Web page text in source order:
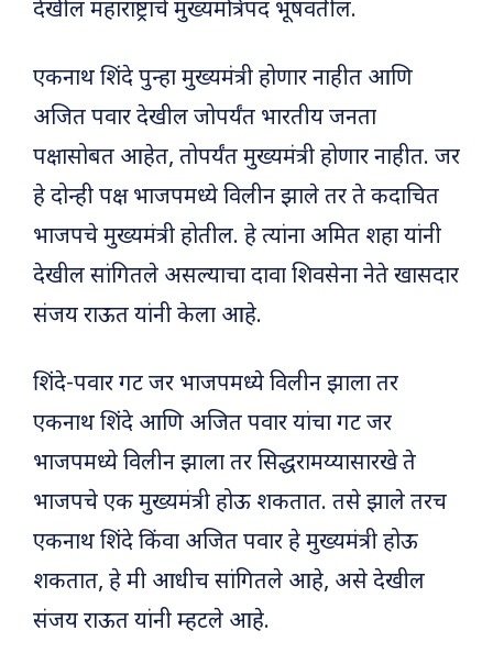
देखील महाराष्ट्राचे मुख्यमंत्रिपद भूषवतील.
एकनाथ शिंदे पुन्हा मुख्यमंत्री होणार नाहीत आणि
अजित पवार देखील जोपर्यंत भारतीय जनता
पक्षासोबत आहेत, तोपर्यंत मुख्यमंत्री होणार नाहीत. जर
हे दोन्ही पक्ष भाजपमध्ये विलीन झाले तर ते कदाचित
भाजपचे मुख्यमंत्री होतील. हे त्यांना अमित शहा यांनी
देखील सांगितले असल्याचा दावा शिवसेना नेते खासदार
संजय राऊत यांनी केला आहे.
शिंदे-पवार गट जर भाजपमध्ये विलीन झाला तर
एकनाथ शिंदे आणि अजित पवार यांचा गट जर
भाजपमध्ये विलीन झाला तर सिद्धरामय्यासारखे ते
भाजपचे एक मुख्यमंत्री होऊ शकतात. तसे झाले तरच
एकनाथ शिंदे किंवा अजित पवार हे मुख्यमंत्री होऊ
शकतात, हे मी आधीच सांगितले आहे, असे देखील
संजय राऊत यांनी म्हटले आहे.